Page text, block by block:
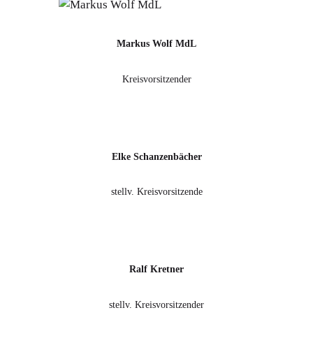
Markus Wolf MdL
Kreisvorsitzender
Elke Schanzenbächer
stellv. Kreisvorsitzende
Ralf Kretner
stellv. Kreisvorsitzender